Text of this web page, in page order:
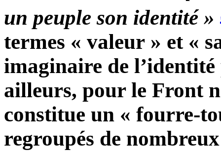
un peuple son identité »
termes « valeur » et «
imaginaire de
ailleurs, pour le Front
constitue un « fourre-
regroupés de